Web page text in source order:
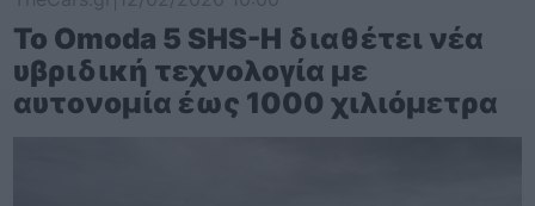
Το Omoda 5 SHS-H διαθέτει νέα
υβριδική τεχνολογία με
αυτονομία έως 1000 χιλιόμετρα